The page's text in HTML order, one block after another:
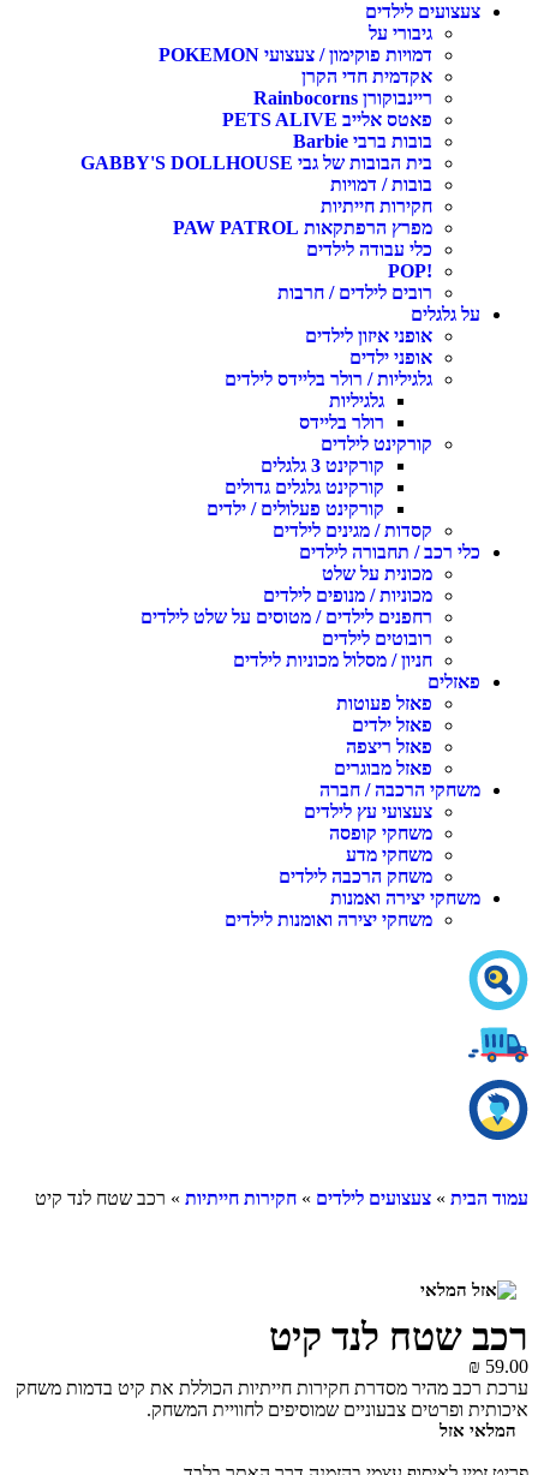
צעצועים לילדים
גיבורי על
דמויות פוקימון / צעצועי POKEMON
אקדמית חדי הקרן
ריינבוקורן Rainbocorns
פאטס אלייב PETS ALIVE
בובות ברבי Barbie
בית הבובות של גבי GABBY'S DOLLHOUSE
בובות / דמויות
חקירות חייתיות
מפרץ הרפתקאות PAW PATROL
כלי עבודה לילדים
!POP
רובים לילדים / חרבות
על גלגלים
אופני איזון לילדים
אופני ילדים
גלגיליות / רולר בליידס לילדים
גלגיליות
רולר בליידס
קורקינט לילדים
קורקינט 3 גלגלים
קורקינט גלגלים גדולים
קורקינט פעלולים / ילדים
קסדות / מגינים לילדים
כלי רכב / תחבורה לילדים
מכונית על שלט
מכוניות / מנופים לילדים
רחפנים לילדים / מטוסים על שלט לילדים
רובוטים לילדים
חניון / מסלול מכוניות לילדים
פאזלים
פאזל פעוטות
פאזל ילדים
פאזל ריצפה
פאזל מבוגרים
משחקי הרכבה / חברה
צעצועי עץ לילדים
משחקי קופסה
משחקי מדע
משחק הרכבה לילדים
משחקי יצירה ואמנות
משחקי יצירה ואומנות לילדים
עמוד הבית » צעצועים לילדים » חקירות חייתיות » רכב שטח לנד קיט
רכב שטח לנד קיט
₪ 59.00
ערכת רכב מהיר מסדרת חקירות חייתיות הכוללת את קיט בדמות משחק
איכותית ופרטים צבעוניים שמוסיפים לחוויית המשחק.
המלאי אזל